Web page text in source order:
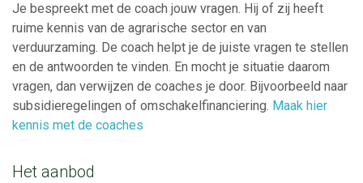
Je bespreekt met de coach jouw vragen. Hij of zij heeft
ruime kennis van de agrarische sector en van
verduurzaming. De coach helpt je de juiste vragen te stellen
en de antwoorden te vinden. En mocht je situatie daarom
vragen, dan verwijzen de coaches je door. Bijvoorbeeld naar
subsidieregelingen of omschakelfinanciering. Maak hier
kennis met de coaches
Het aanbod